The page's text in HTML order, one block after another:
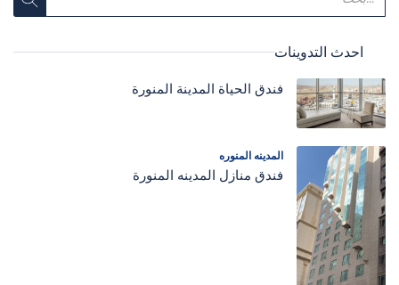
احدث التدوينات
فندق الحياة المدينة المنورة
المدينه المنوره
فندق منازل المدينه المنورة